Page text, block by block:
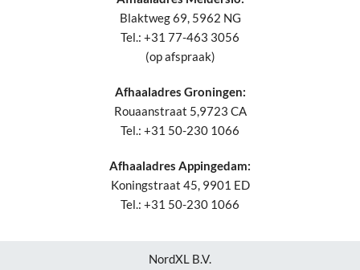
Blaktweg 69, 5962 NG
Tel.: +31 77-463 3056
(op afspraak)
Afhaaladres Groningen:
Rouaanstraat 5,9723 CA
Tel.: +31 50-230 1066
Afhaaladres Appingedam:
Koningstraat 45, 9901 ED
Tel.: +31 50-230 1066
NordXL B.V.